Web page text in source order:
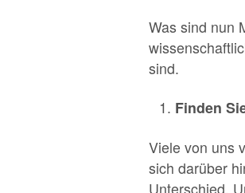
Was sind nun
sind.
Finden
Viele von uns
sich darüber
Unterschied.